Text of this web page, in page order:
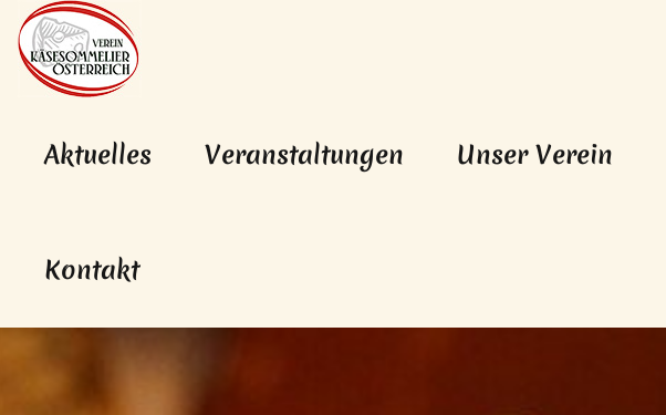
Hauptnavigation
Zum Inhalt
Aktuelles Veranstaltungen Unser Verein
Kontakt